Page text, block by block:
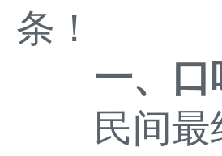
条！
一、
民间最经